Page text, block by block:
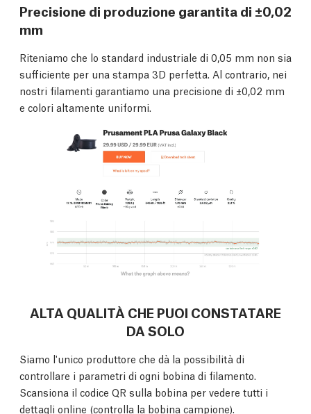
Precisione di produzione garantita di ±0,02
mm
Riteniamo che lo standard industriale di 0,05 mm non sia
sufficiente per una stampa 3D perfetta. Al contrario, nei
nostri filamenti garantiamo una precisione di ±0,02 mm
e colori altamente uniformi.
ALTA QUALITÀ CHE PUOI CONSTATARE
DA SOLO
Siamo l'unico produttore che dà la possibilità di
controllare i parametri di ogni bobina di filamento.
Scansiona il codice QR sulla bobina per vedere tutti i
dettagli online (controlla la bobina campione).